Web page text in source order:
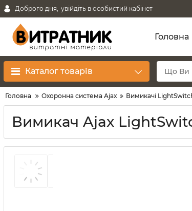
Доброго дня, увійдіть в особистий кабінет
Головна
Каталог товарів
Головна Охоронна система Ajax Вимикачі
Вимикач Ajax